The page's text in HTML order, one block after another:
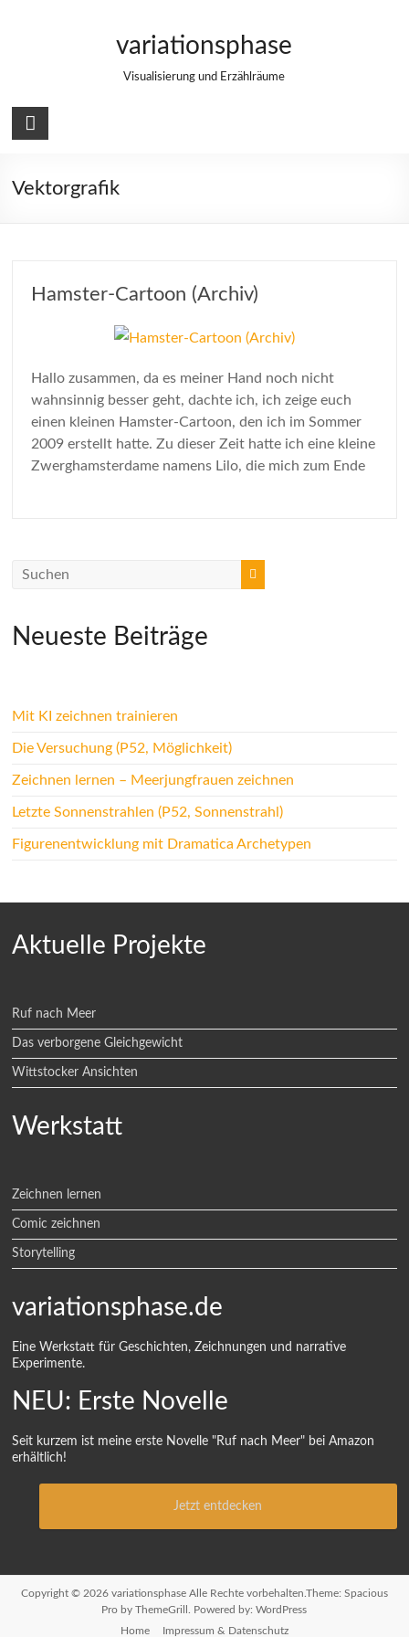
variationsphase
Visualisierung und Erzählräume
Vektorgrafik
Hamster-Cartoon (Archiv)
Hallo zusammen, da es meiner Hand noch nicht
wahnsinnig besser geht, dachte ich, ich zeige euch
einen kleinen Hamster-Cartoon, den ich im Sommer
2009 erstellt hatte. Zu dieser Zeit hatte ich eine kleine
Zwerghamsterdame namens Lilo, die mich zum Ende
Neueste Beiträge
Mit KI zeichnen trainieren
Die Versuchung (P52, Möglichkeit)
Zeichnen lernen – Meerjungfrauen zeichnen
Letzte Sonnenstrahlen (P52, Sonnenstrahl)
Figurenentwicklung mit Dramatica Archetypen
Aktuelle Projekte
Ruf nach Meer
Das verborgene Gleichgewicht
Wittstocker Ansichten
Werkstatt
Zeichnen lernen
Comic zeichnen
Storytelling
variationsphase.de
Eine Werkstatt für Geschichten, Zeichnungen und narrative
Experimente.
NEU: Erste Novelle
Seit kurzem ist meine erste Novelle "Ruf nach Meer" bei Amazon
erhältlich!
Jetzt entdecken
Copyright © 2026 variationsphaseAlle Rechte vorbehalten.Theme: Spacious
Pro by ThemeGrill. Powered by:WordPress
Home
Impressum & Datenschutz